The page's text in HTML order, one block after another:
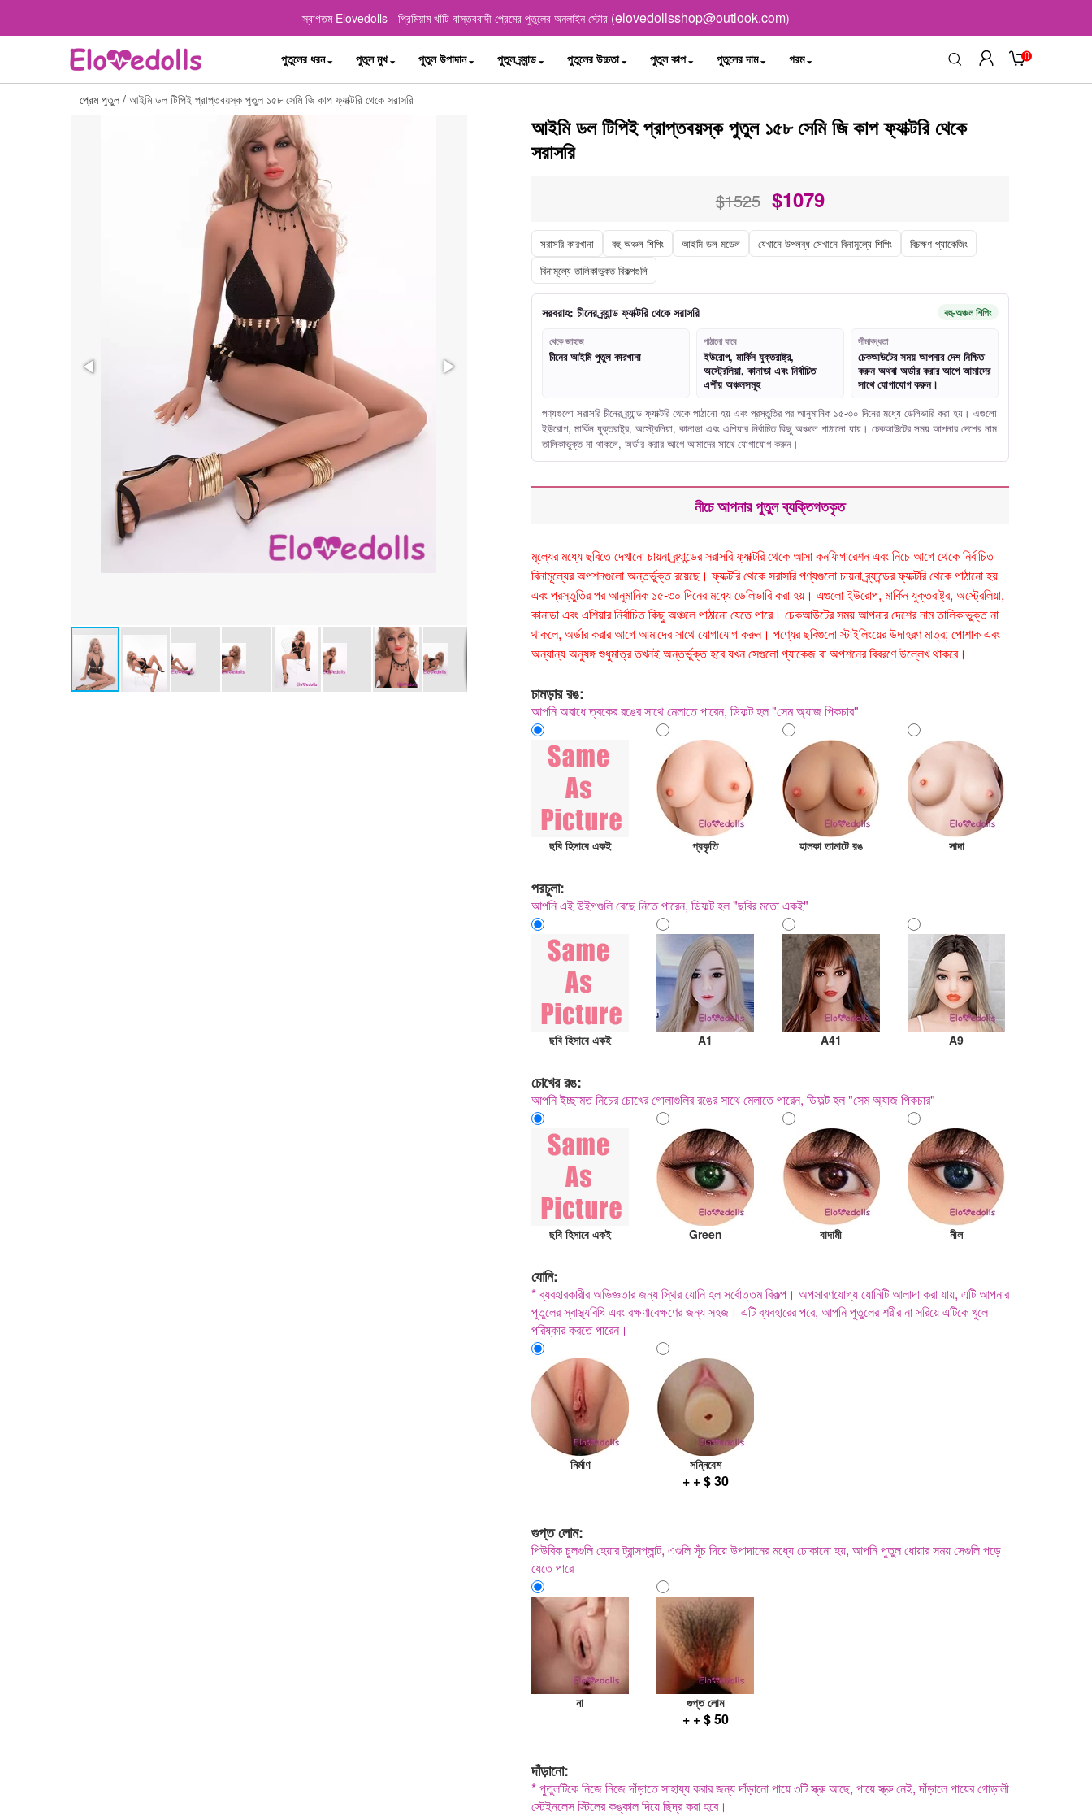
স্বাগতম Elovedolls - প্রিমিয়াম খাঁটি বাস্তববাদী প্রেমের পুতুলের অনলাইন স্টোর (elovedollsshop@outlook.com)
পুতুলের ধরন পুতুল মুখ পুতুল উপাদান পুতুল ব্র্যান্ড পুতুলের উচ্চতা পুতুল কাপ পুতুলের দাম গরম 0
প্রেম পুতুল / আইমি ডল টিপিই প্রাপ্তবয়স্ক পুতুল ১৫৮ সেমি জি কাপ ফ্যাক্টরি থেকে সরাসরি
আইমি ডল টিপিই প্রাপ্তবয়স্ক পুতুল ১৫৮ সেমি জি কাপ ফ্যাক্টরি থেকে
সরাসরি
$1525 $1079
সরাসরি কারখানা বহু-অঞ্চল শিপিং আইমি ডল মডেল যেখানে উপলব্ধ সেখানে বিনামূল্যে শিপিং
বিচক্ষণ প্যাকেজিং
বিনামূল্যে তালিকাভুক্ত বিকল্পগুলি
সরবরাহ: চীনের ব্র্যান্ড ফ্যাক্টরি থেকে সরাসরি বহু-অঞ্চল শিপিং
থেকে জাহাজ
চীনের আইমি পুতুল কারখানা
পাঠানো যাবে
ইউরোপ, মার্কিন যুক্তরাষ্ট্র,
অস্ট্রেলিয়া, কানাডা এবং নির্বাচিত
এশীয় অঞ্চলসমূহ
সীমাবদ্ধতা
চেকআউটের সময় আপনার দেশ নিশ্চিত
করুন অথবা অর্ডার করার আগে আমাদের
সাথে যোগাযোগ করুন।
পণ্যগুলো সরাসরি চীনের ব্র্যান্ড ফ্যাক্টরি থেকে পাঠানো হয় এবং প্রস্তুতির পর আনুমানিক ১৫-৩০ দিনের মধ্যে ডেলিভারি করা হয়। এগুলো
ইউরোপ, মার্কিন যুক্তরাষ্ট্র, অস্ট্রেলিয়া, কানাডা এবং এশিয়ার নির্বাচিত কিছু অঞ্চলে পাঠানো যায়। চেকআউটের সময় আপনার দেশের নাম
তালিকাভুক্ত না থাকলে, অর্ডার করার আগে আমাদের সাথে যোগাযোগ করুন।
নীচে আপনার পুতুল ব্যক্তিগতকৃত
মূল্যের মধ্যে ছবিতে দেখানো চায়না ব্র্যান্ডের সরাসরি ফ্যাক্টরি থেকে আসা কনফিগারেশন এবং নিচে আগে থেকে নির্বাচিত
বিনামূল্যের অপশনগুলো অন্তর্ভুক্ত রয়েছে। ফ্যাক্টরি থেকে সরাসরি পণ্যগুলো চায়না ব্র্যান্ডের ফ্যাক্টরি থেকে পাঠানো হয়
এবং প্রস্তুতির পর আনুমানিক ১৫-৩০ দিনের মধ্যে ডেলিভারি করা হয়। এগুলো ইউরোপ, মার্কিন যুক্তরাষ্ট্র, অস্ট্রেলিয়া,
কানাডা এবং এশিয়ার নির্বাচিত কিছু অঞ্চলে পাঠানো যেতে পারে। চেকআউটের সময় আপনার দেশের নাম তালিকাভুক্ত না
থাকলে, অর্ডার করার আগে আমাদের সাথে যোগাযোগ করুন। পণ্যের ছবিগুলো স্টাইলিংয়ের উদাহরণ মাত্র; পোশাক এবং
অন্যান্য অনুষঙ্গ শুধুমাত্র তখনই অন্তর্ভুক্ত হবে যখন সেগুলো প্যাকেজ বা অপশনের বিবরণে উল্লেখ থাকবে।
চামড়ার রঙ:
আপনি অবাধে ত্বকের রঙের সাথে মেলাতে পারেন, ডিফল্ট হল "সেম অ্যাজ পিকচার"
ছবি হিসাবে একই প্রকৃতি হালকা তামাটে রঙ সাদা
পরচুলা:
আপনি এই উইগগুলি বেছে নিতে পারেন, ডিফল্ট হল "ছবির মতো একই"
ছবি হিসাবে একই A1 A41 A9
চোখের রঙ:
আপনি ইচ্ছামত নিচের চোখের গোলাগুলির রঙের সাথে মেলাতে পারেন, ডিফল্ট হল "সেম অ্যাজ পিকচার"
ছবি হিসাবে একই Green বাদামী নীল
যোনি:
* ব্যবহারকারীর অভিজ্ঞতার জন্য স্থির যোনি হল সর্বোত্তম বিকল্প। অপসারণযোগ্য যোনিটি আলাদা করা যায়, এটি আপনার
পুতুলের স্বাস্থ্যবিধি এবং রক্ষণাবেক্ষণের জন্য সহজ। এটি ব্যবহারের পরে, আপনি পুতুলের শরীর না সরিয়ে এটিকে খুলে
পরিষ্কার করতে পারেন।
নির্মাণ সন্নিবেশ
+ + $ 30
গুপ্ত লোম:
পিউবিক চুলগুলি হেয়ার ট্রান্সপ্লান্ট, এগুলি সূঁচ দিয়ে উপাদানের মধ্যে ঢোকানো হয়, আপনি পুতুল ধোয়ার সময় সেগুলি পড়ে
যেতে পারে
না গুপ্ত লোম
+ + $ 50
দাঁড়ানো:
* পুতুলটিকে নিজে নিজে দাঁড়াতে সাহায্য করার জন্য দাঁড়ানো পায়ে ৩টি স্ক্রু আছে, পায়ে স্ক্রু নেই, দাঁড়ালে পায়ের গোড়ালী
স্টেইনলেস স্টিলের কঙ্কাল দিয়ে ছিদ্র করা হবে।